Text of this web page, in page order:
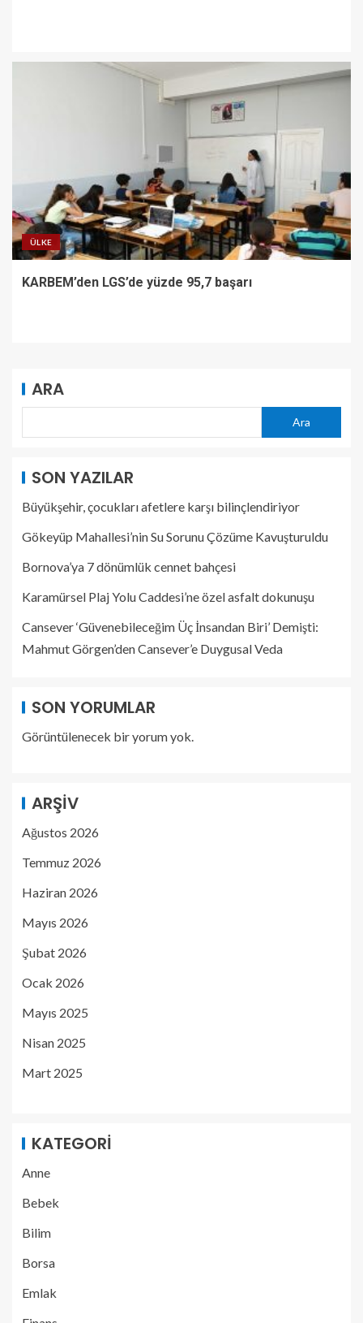
ÜLKE
KARBEM’den LGS’de yüzde 95,7 başarı
ARA
Ara
SON YAZILAR
Büyükşehir, çocukları afetlere karşı bilinçlendiriyor
Gökeyüp Mahallesi’nin Su Sorunu Çözüme Kavuşturuldu
Bornova’ya 7 dönümlük cennet bahçesi
Karamürsel Plaj Yolu Caddesi’ne özel asfalt dokunuşu
Cansever ‘Güvenebileceğim Üç İnsandan Biri’ Demişti:
Mahmut Görgen’den Cansever’e Duygusal Veda
SON YORUMLAR
Görüntülenecek bir yorum yok.
ARŞIV
Ağustos 2026
Temmuz 2026
Haziran 2026
Mayıs 2026
Şubat 2026
Ocak 2026
Mayıs 2025
Nisan 2025
Mart 2025
KATEGORI
Anne
Bebek
Bilim
Borsa
Emlak